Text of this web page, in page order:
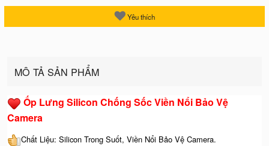
Yêu thích
MÔ TẢ SẢN PHẨM
Ốp Lưng Silicon Chống Sốc Viền Nổi Bảo Vệ
Camera
Chất Liệu: Silicon Trong Suốt, Viền Nổi Bảo Vệ Camera.